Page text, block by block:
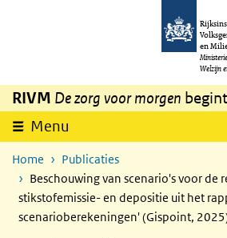
Overslaan en naar de inhoud gaan
en
Welzijn
RIVM De zorg voor morgen
Menu
Home
Publicaties
Beschouwing van scenario's voor de
stikstofemissie- en depositie uit het
scenarioberekeningen' (Gispoint,